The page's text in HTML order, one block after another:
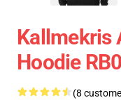
Kallmekris
Hoodie
(8